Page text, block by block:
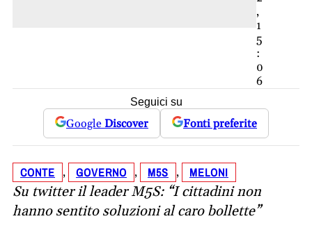
,
1
5
:
0
6
Seguici su
Google Discover Fonti preferite
CONTE , GOVERNO , M5S , MELONI
Su twitter il leader M5S: “I cittadini non
hanno sentito soluzioni al caro bollette”